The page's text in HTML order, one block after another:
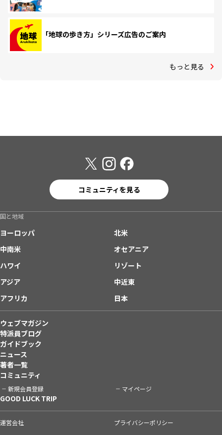
「地球の歩き方」シリーズ広告のご案内
もっと見る
コミュニティを見る
国と地域
ヨーロッパ
北米
中南米
オセアニア
ハワイ
リゾート
アジア
中近東
アフリカ
日本
ウェブマガジン
特派員ブログ
ガイドブック
ニュース
著者一覧
コミュニティ
新規会員登録 マイページ
GOOD LUCK TRIP
運営会社
プライバシーポリシー